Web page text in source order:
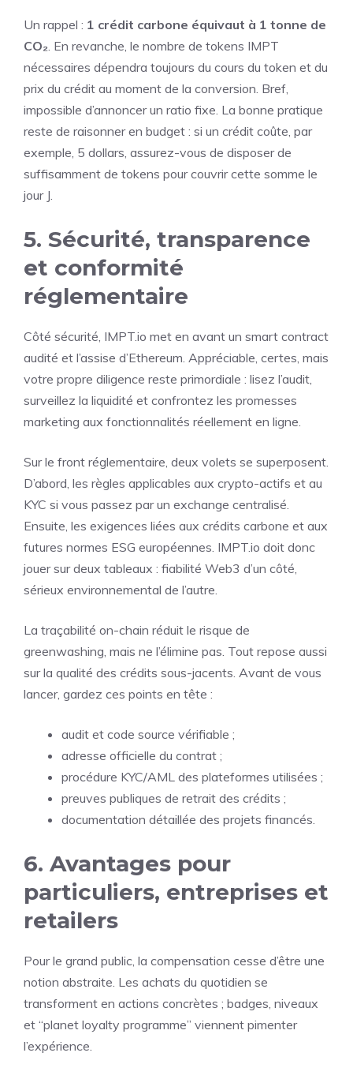
Un rappel : 1 crédit carbone équivaut à 1 tonne de
CO₂. En revanche, le nombre de tokens IMPT
nécessaires dépendra toujours du cours du token et du
prix du crédit au moment de la conversion. Bref,
impossible d’annoncer un ratio fixe. La bonne pratique
reste de raisonner en budget : si un crédit coûte, par
exemple, 5 dollars, assurez-vous de disposer de
suffisamment de tokens pour couvrir cette somme le
jour J.
5. Sécurité, transparence
et conformité
réglementaire
Côté sécurité, IMPT.io met en avant un smart contract
audité et l’assise d’Ethereum. Appréciable, certes, mais
votre propre diligence reste primordiale : lisez l’audit,
surveillez la liquidité et confrontez les promesses
marketing aux fonctionnalités réellement en ligne.
Sur le front réglementaire, deux volets se superposent.
D’abord, les règles applicables aux crypto-actifs et au
KYC si vous passez par un exchange centralisé.
Ensuite, les exigences liées aux crédits carbone et aux
futures normes ESG européennes. IMPT.io doit donc
jouer sur deux tableaux : fiabilité Web3 d’un côté,
sérieux environnemental de l’autre.
La traçabilité on-chain réduit le risque de
greenwashing, mais ne l’élimine pas. Tout repose aussi
sur la qualité des crédits sous-jacents. Avant de vous
lancer, gardez ces points en tête :
audit et code source vérifiable ;
adresse officielle du contrat ;
procédure KYC/AML des plateformes utilisées ;
preuves publiques de retrait des crédits ;
documentation détaillée des projets financés.
6. Avantages pour
particuliers, entreprises et
retailers
Pour le grand public, la compensation cesse d’être une
notion abstraite. Les achats du quotidien se
transforment en actions concrètes ; badges, niveaux
et “planet loyalty programme” viennent pimenter
l’expérience.